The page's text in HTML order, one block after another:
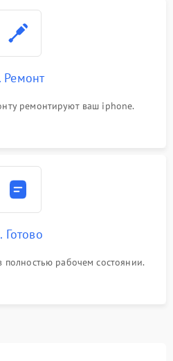
Ремонт
ремонтируют ваш iphone.
Готово
рабочем состоянии.